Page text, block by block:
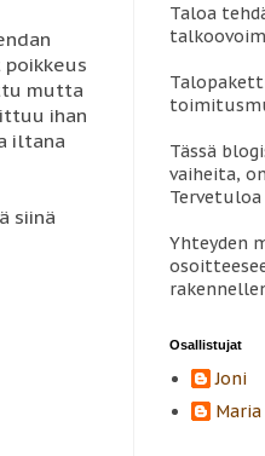
mutta
ihan
iltana
siinä
Taloa
Tässä
vaiheita,
Yhteyden
Osallistujat
Joni
Maria